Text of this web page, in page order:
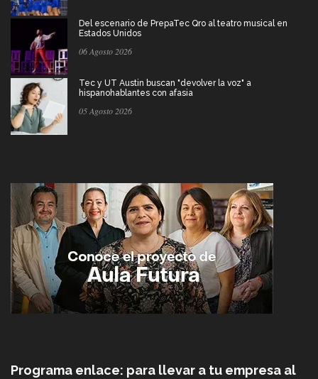
Del escenario de PrepaTec Qro al teatro musical en
Estados Unidos
06 Agosto 2026
Tec y UT Austin buscan "devolver la voz" a
hispanohablantes con afasia
05 Agosto 2026
Programa enlace: para llevar a tu empresa al